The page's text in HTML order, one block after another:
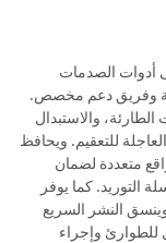
أدوات الصدمات
وفريق دعم مخصص.
والاستبدال
للتعقيم. ويحافظ
متعددة لضمان
التوريد. كما يوفر
النشر السريع
للطوارئ وإجراء